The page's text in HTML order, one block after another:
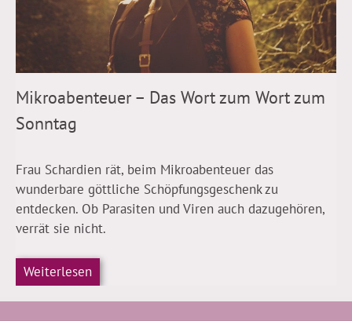
Mikroabenteuer – Das Wort zum Wort zum
Sonntag
Frau Schardien rät, beim Mikroabenteuer das
wunderbare göttliche Schöpfungsgeschenk zu
entdecken. Ob Parasiten und Viren auch dazugehören,
verrät sie nicht.
Weiterlesen